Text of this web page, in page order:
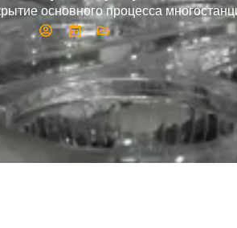
основного процесса